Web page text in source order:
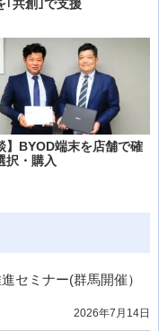
｢共創｣で支援
】BYOD端末を店舗で確
択・購入
セミナー(群馬開催）
2026年7月14日